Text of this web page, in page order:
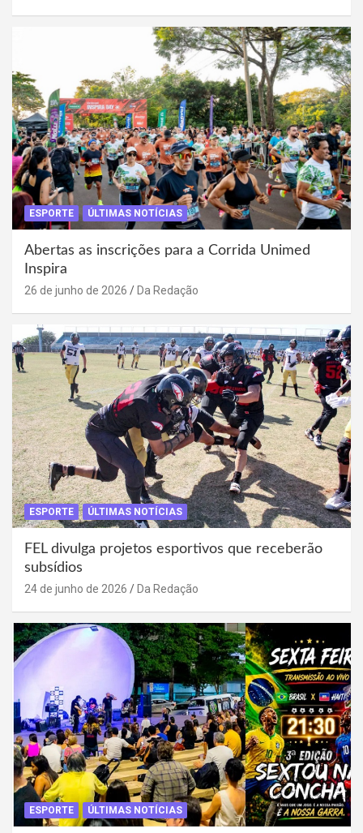
ESPORTE ÚLTIMAS NOTÍCIAS
Abertas as inscrições para a Corrida Unimed
Inspira
26 de junho de 2026 Da Redação
ESPORTE ÚLTIMAS NOTÍCIAS
FEL divulga projetos esportivos que receberão
subsídios
24 de junho de 2026 Da Redação
ESPORTE ÚLTIMAS NOTÍCIAS